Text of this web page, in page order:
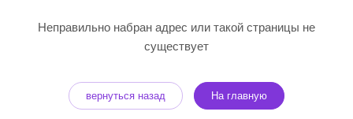
Неправильно набран адрес или такой страницы не
существует
вернуться назад На главную